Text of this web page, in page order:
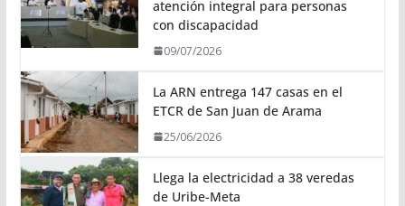
atención integral para personas
con discapacidad
09/07/2026
La ARN entrega 147 casas en el
ETCR de San Juan de Arama
25/06/2026
Llega la electricidad a 38 veredas
de Uribe-Meta